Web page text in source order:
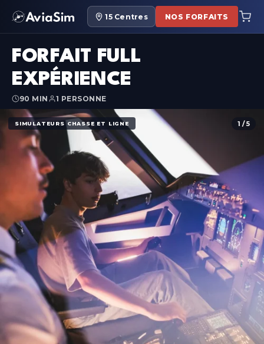
15Centres NOS FORFAITS
FORFAIT FULL
EXPÉRIENCE
90 MIN 1 PERSONNE
1 / 5
SIMULATEURS CHASSE ET LIGNE